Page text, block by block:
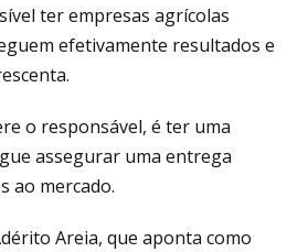
ter empresas agrícolas
efetivamente resultados e
o responsável, é ter uma
assegurar uma entrega
ao mercado.
Areia, que aponta como